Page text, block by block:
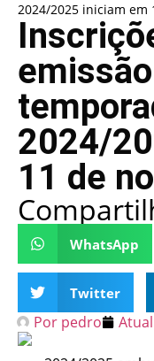
2024/2025 iniciam em
2024/
11 de
WhatsApp
Twitter
Por pedro